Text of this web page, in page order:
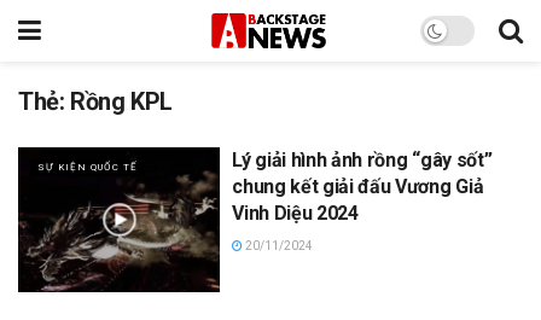
Thẻ: Rồng KPL
SỰ KIỆN QUỐC TẾ
Lý giải hình ảnh rồng “gây sốt”
chung kết giải đấu Vương Giả
Vinh Diệu 2024
20/11/2024